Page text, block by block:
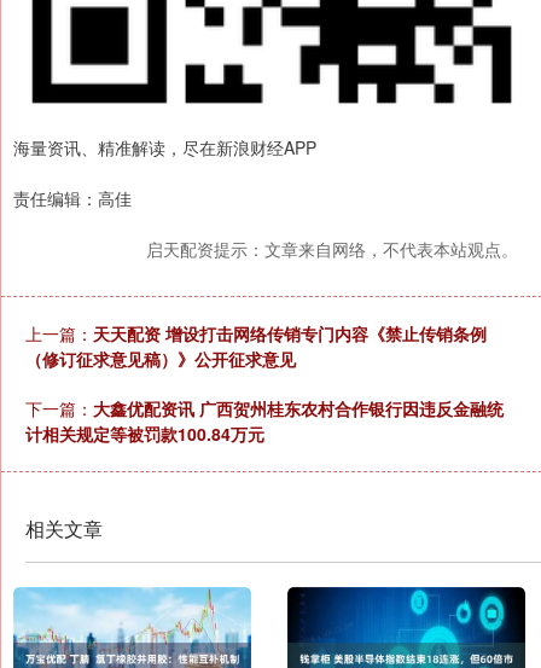
海量资讯、精准解读，尽在新浪财经APP
责任编辑：高佳
启天配资提示：文章来自网络，不代表本站观点。
上一篇： 天天配资 增设打击网络传销专门内容《禁止传销条例
（修订征求意见稿）》公开征求意见
下一篇： 大鑫优配资讯 广西贺州桂东农村合作银行因违反金融统
计相关规定等被罚款100.84万元
相关文章